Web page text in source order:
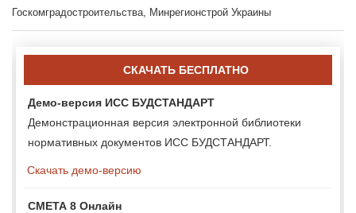
Госкомградостроительства, Минрегионстрой Украины
СКАЧАТЬ БЕСПЛАТНО
Демо-версия ИСС БУДСТАНДАРТ
Демонстрационная версия электронной библиотеки
нормативных документов ИСС БУДСТАНДАРТ.
Скачать демо-версию
СМЕТА 8 Онлайн